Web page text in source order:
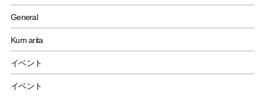
General
Kum arita
イベント
イベント